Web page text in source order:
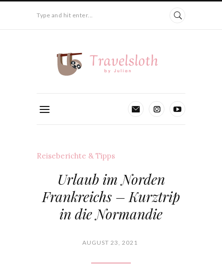
Type and hit enter...
Reiseberichte & Tipps
Urlaub im Norden
Frankreichs – Kurztrip
in die Normandie
AUGUST 23, 2021